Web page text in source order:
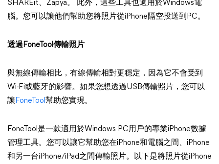
SHAREit、Zapya。 此外，這些工具也適用於Windows電
腦。您可以讓他們幫助您將照片從iPhone隔空投送到PC。
透過FoneTool傳輸照片
與無線傳輸相比，有線傳輸相對更穩定，因為它不會受到
Wi-Fi或藍牙的影響。如果您想透過USB傳輸照片，您可以
讓 FoneTool 幫助您實現。
FoneTool是一款適用於Windows PC用戶的專業iPhone數據
管理工具。您可以讓它幫助您在iPhone和電腦之間、iPhone
和另一台iPhone/iPad之間傳輸照片。以下是將照片從iPhone